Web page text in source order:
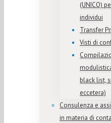
(UNICO)
individui
Transfer
Visti di
black list,
eccetera)
Consulenza e
in materia di